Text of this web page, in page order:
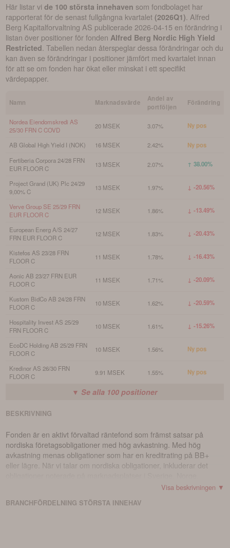
Här listar vide 100 största innehaven som fondbolaget har
rapporterat för de senast fullgångna kvartalet (2026Q1) Alfred
Berg Kapitalforvaltning AS publicerade 2026-04-15 en förändring i
listan över positioner för fonden Alfred Berg Nordic High Yield
Restricted . Tabellen nedan återspeglar dessa förändringar och du
kan även se förändringar i positioner jämfört med kvartalet innan
för att se om fonden har ökat eller minskat i ett specifikt
värdepapper.
Namn Marknadsvärde
Andel av
portföljen
Förändring
Nordea Eiendomskredi AS
25/30 FRN C COVD
20 MSEK 3.07% Ny pos
AB Global High Yield I (NOK) 16 MSEK 2.42% Ny pos
Fertiberia Corpora 24/28 FRN
EUR FLOOR C
13 MSEK 2.07% ↑ 38.00%
Project Grand (UK) Plc 24/29
9,00% C
13 MSEK 1.97% ↓ -20.56%
Verve Group SE 25/29 FRN
EUR FLOOR C
12 MSEK 1.86% ↓ -13.49%
European Energ A/S 24/27
FRN EUR FLOOR C
12 MSEK 1.83% ↓ -20.43%
Kistefos AS 23/28 FRN
FLOOR C
11 MSEK 1.78% ↓ -16.43%
Aonic AB 23/27 FRN EUR
FLOOR C
11 MSEK 1.71% ↓ -20.09%
Kustom BidCo AB 24/28 FRN
FLOOR C
10 MSEK 1.62% ↓ -20.59%
Hospitality Invest AS 25/29
FRN FLOOR C
10 MSEK 1.61% ↓ -15.26%
EcoDC Holding AB 25/29 FRN
FLOOR C
10 MSEK 1.56% Ny pos
Kredinor AS 26/30 FRN
FLOOR C
9.91 MSEK 1.55% Ny pos
▼ Se alla 100 positioner
BESKRIVNING
Fonden är en aktivt förvaltad räntefond som främst satsar på
nordiska företagsobligationer med hög avkastning. Med hög
avkastning menas obligationer som har en kreditrating på BB+
eller lägre. När vi talar om nordiska obligationer, inkluderar det
Danmark, Finland och Island, samt nordiska företag noterade på
företagsobligationer kan fondens tillgångar också investeras i
Visa beskrivningen ▼
BRANCHFÖRDELNING STÖRSTA INNEHAV